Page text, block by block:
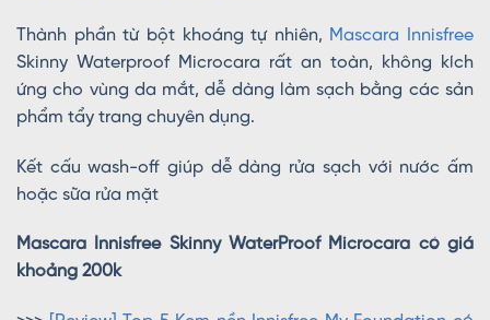
Thành phần từ bột khoáng tự nhiên, Mascara Innisfree
Skinny Waterproof Microcara rất an toàn, không kích
ứng cho vùng da mắt, dễ dàng làm sạch bằng các sản
phẩm tẩy trang chuyên dụng.
Kết cấu wash-off giúp dễ dàng rửa sạch với nước ấm
hoặc sữa rửa mặt
Mascara Innisfree Skinny WaterProof Microcara có giá
khoảng 200k